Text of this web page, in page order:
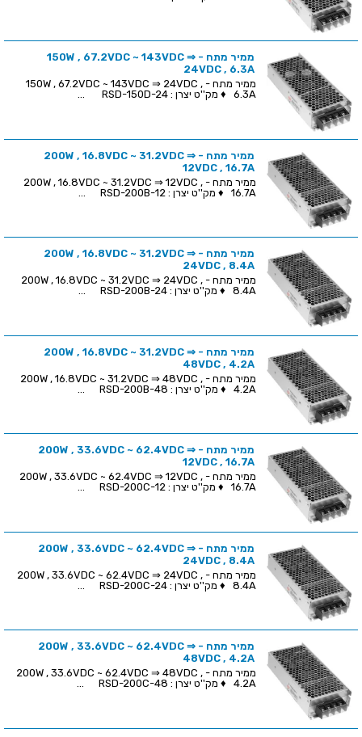
ממיר מתח - 150W , 67.2VDC ~ 143VDC ⇒
24VDC , 6.3A
ממיר מתח - 150W , 67.2VDC ~ 143VDC ⇒ 24VDC ,
6.3A ♦ מק''ט יצרן : RSD-150D-24 ...
ממיר מתח - 200W , 16.8VDC ~ 31.2VDC ⇒
12VDC , 16.7A
ממיר מתח - 200W , 16.8VDC ~ 31.2VDC ⇒ 12VDC ,
16.7A ♦ מק''ט יצרן : RSD-200B-12 ...
ממיר מתח - 200W , 16.8VDC ~ 31.2VDC ⇒
24VDC , 8.4A
ממיר מתח - 200W , 16.8VDC ~ 31.2VDC ⇒ 24VDC ,
8.4A ♦ מק''ט יצרן : RSD-200B-24 ...
ממיר מתח - 200W , 16.8VDC ~ 31.2VDC ⇒
48VDC , 4.2A
ממיר מתח - 200W , 16.8VDC ~ 31.2VDC ⇒ 48VDC ,
4.2A ♦ מק''ט יצרן : RSD-200B-48 ...
ממיר מתח - 200W , 33.6VDC ~ 62.4VDC ⇒
12VDC , 16.7A
ממיר מתח - 200W , 33.6VDC ~ 62.4VDC ⇒ 12VDC ,
16.7A ♦ מק''ט יצרן : RSD-200C-12 ...
ממיר מתח - 200W , 33.6VDC ~ 62.4VDC ⇒
24VDC , 8.4A
ממיר מתח - 200W , 33.6VDC ~ 62.4VDC ⇒ 24VDC ,
8.4A ♦ מק''ט יצרן : RSD-200C-24 ...
ממיר מתח - 200W , 33.6VDC ~ 62.4VDC ⇒
48VDC , 4.2A
ממיר מתח - 200W , 33.6VDC ~ 62.4VDC ⇒ 48VDC ,
4.2A ♦ מק''ט יצרן : RSD-200C-48 ...